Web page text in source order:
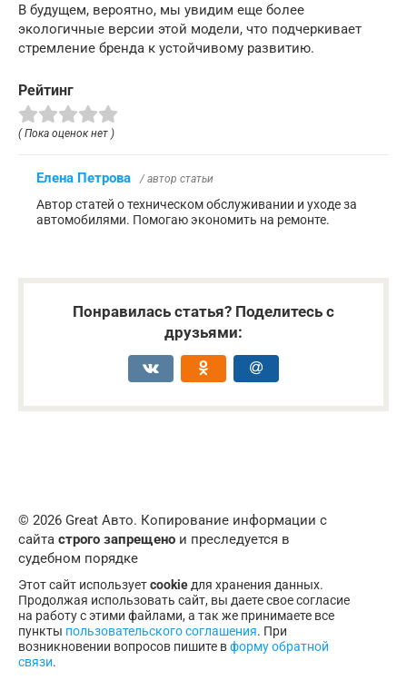
В будущем, вероятно, мы увидим еще более
экологичные версии этой модели, что подчеркивает
стремление бренда к устойчивому развитию.
Рейтинг
( Пока оценок нет )
Елена Петрова / автор статьи
Автор статей о техническом обслуживании и уходе за
автомобилями. Помогаю экономить на ремонте.
Понравилась статья? Поделитесь с
друзьями:
© 2026 Great Авто. Копирование информации с
сайта строго запрещено и преследуется в
судебном порядке
Этот сайт используетcookie для хранения данных.
Продолжая использовать сайт, вы даете свое согласие
на работу с этими файлами, а так же принимаете все
пункты пользовательского соглашения. При
возникновении вопросов пишите вформу обратной
связи.